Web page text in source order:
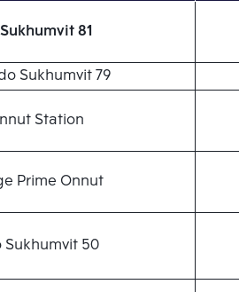
81
Sukhumvit 79
Station
Prime Onnut
Sukhumvit 50